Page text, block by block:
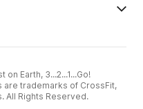
Earth, 3...2...1...Go!
are trademarks of CrossFit,
All Rights Reserved.